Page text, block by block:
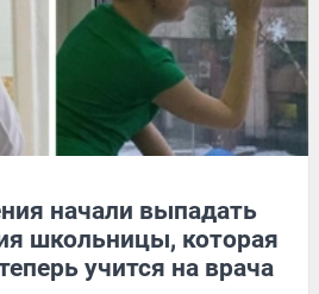
начали выпадать
школьницы, которая
учится на врача